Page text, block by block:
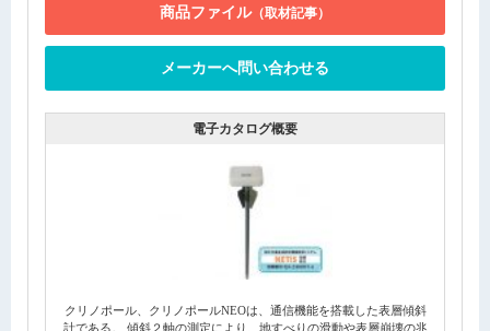
商品ファイル（取材記事）
メーカーへ問い合わせる
電子カタログ概要
クリノポール、クリノポールNEOは、通信機能を搭載した表層傾斜
計である。 傾斜２軸の測定により、地すべりの滑動や表層崩壊の兆